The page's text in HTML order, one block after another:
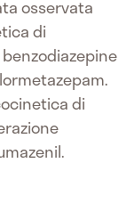
osservata
di
di